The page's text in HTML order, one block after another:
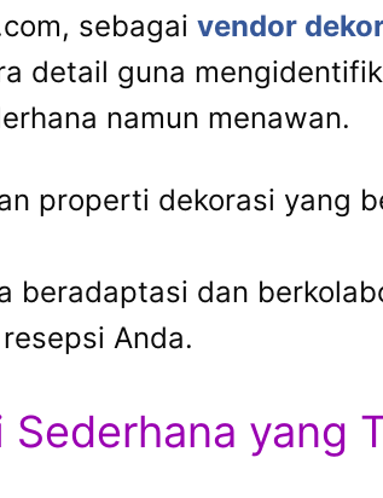
sebagai vendor
detail guna
namun menawan.
properti dekorasi yang
beradaptasi dan
Anda.
Sederhana yang